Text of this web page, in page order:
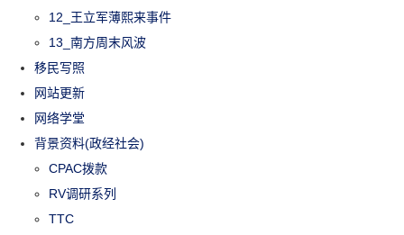
12_王立军薄熙来事件
13_南方周末风波
移民写照
网站更新
网络学堂
背景资料(政经社会)
CPAC拨款
RV调研系列
TTC